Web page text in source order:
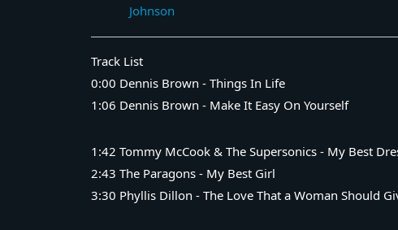
Johnson
Track List
0:00 Dennis Brown - Things In Life
1:06 Dennis Brown - Make It Easy On Yourself
1:42 Tommy McCook & The Supersonics - My Best
2:43 The Paragons - My Best Girl
3:30 Phyllis Dillon - The Love That a Woman Should